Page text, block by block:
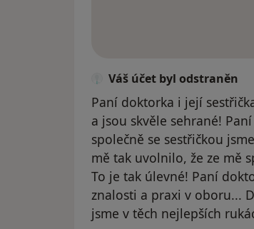
Váš účet byl odstraněn
Paní doktorka i její
a jsou skvěle sehrané!
společně se sestřičkou
mě tak uvolnilo, že ze mě
To je tak úlevné! Paní
znalosti a praxi v oboru...
jsme v těch nejlepších